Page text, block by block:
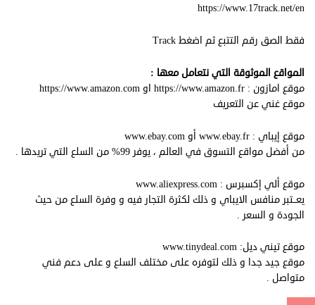
https://www.17track.net/en
فقط الصق رقم التتبع ثم اضغط Track
المواقع الموثوقة التي نتعامل معها :
موقع امازون : https://www.amazon.fr او https://www.amazon.com
موقع غني عن التعريف
موقع إيباي : أو www.ebay.com
من أفضل مواقع التسوق في العالم ، يوفر 99% من السلع التي تريدها .
موقع ألي إكسبرس : www.aliexpress.com
يعــتبر منافس الايباي و ذلك لكثرة التجار فيه و وفرة السلع من حيث
الجودة و السعر .
موقع تيني ديل: www.tinydeal.com
موقع جيد جدا و ذلك لتوفره على مختلف السلع و على دعم فني
متواصل .